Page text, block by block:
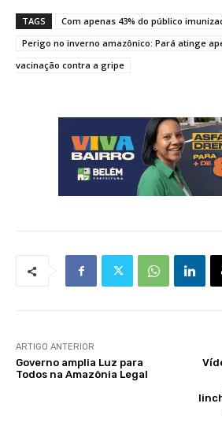
TAGS
Com apenas 43% do público
Perigo no inverno amazônico: Pará atinge
vacinação contra a gripe
ARTIGO ANTERIOR
Governo amplia Luz para
Todos na Amazônia Legal